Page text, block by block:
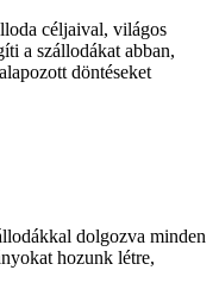
céljaival, világos
a szállodákat abban,
döntéseket
dolgozva minden
hozunk létre,